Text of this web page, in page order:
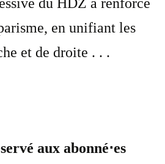
du HDZ a renforcé
en unifiant les
et de droite . . .
aux abonné⋅es